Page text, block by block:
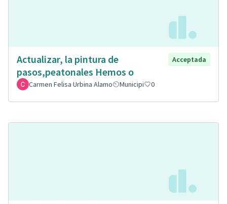
Actualizar, la pintura de
pasos,peatonales Hemos o
Acceptada
Carmen Felisa Urbina Alamo Municipi 0